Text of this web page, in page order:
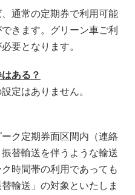
通常の定期券で利用可能
きます。グリーン車ご利
要となります。
ある？
定はありません。
ク定期券面区間内（連絡
替輸送を伴うような輸送
時間帯の利用であっても
輸送」の対象といたしま